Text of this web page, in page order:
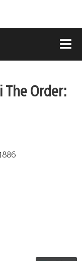
The Order: